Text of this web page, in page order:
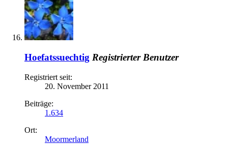
Hoefatssuechtig Registrierter Benutzer
Registriert seit:
20. November 2011
Beiträge:
1.634
Ort:
Moormerland